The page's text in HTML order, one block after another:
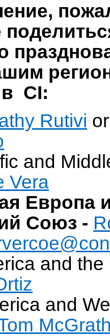
в CI:
Rutivi
and
Vera
Европа
Союз -
and
and